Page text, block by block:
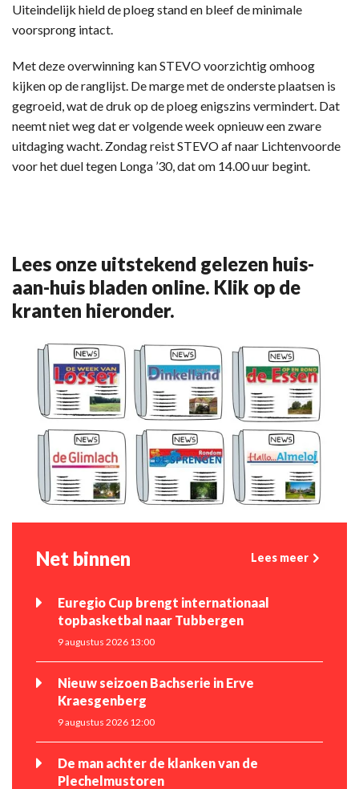
Uiteindelijk hield de ploeg stand en bleef de minimale
voorsprong intact.
Met deze overwinning kan STEVO voorzichtig omhoog
kijken op de ranglijst. De marge met de onderste plaatsen is
gegroeid, wat de druk op de ploeg enigszins vermindert. Dat
neemt niet weg dat er volgende week opnieuw een zware
uitdaging wacht. Zondag reist STEVO af naar Lichtenvoorde
voor het duel tegen Longa ’30, dat om 14.00 uur begint.
Lees onze uitstekend gelezen huis-
aan-huis bladen online. Klik op de
kranten hieronder.
Net binnen Lees meer
Euregio Cup brengt internationaal
topbasketbal naar Tubbergen
9 augustus 2026 13:00
Nieuw seizoen Bachserie in Erve
Kraesgenberg
9 augustus 2026 12:00
De man achter de klanken van de
Plechelmustoren